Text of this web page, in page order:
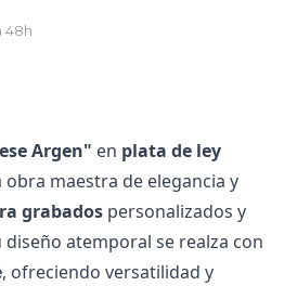
48h
Argen" en plata de ley
obra maestra de elegancia y
grabados personalizados y
diseño atemporal se realza con
, ofreciendo versatilidad y